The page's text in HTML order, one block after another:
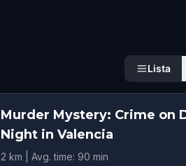
Lista
Murder Mystery: Crime on
Night in Valencia
2 km | Avg. time: 90 min